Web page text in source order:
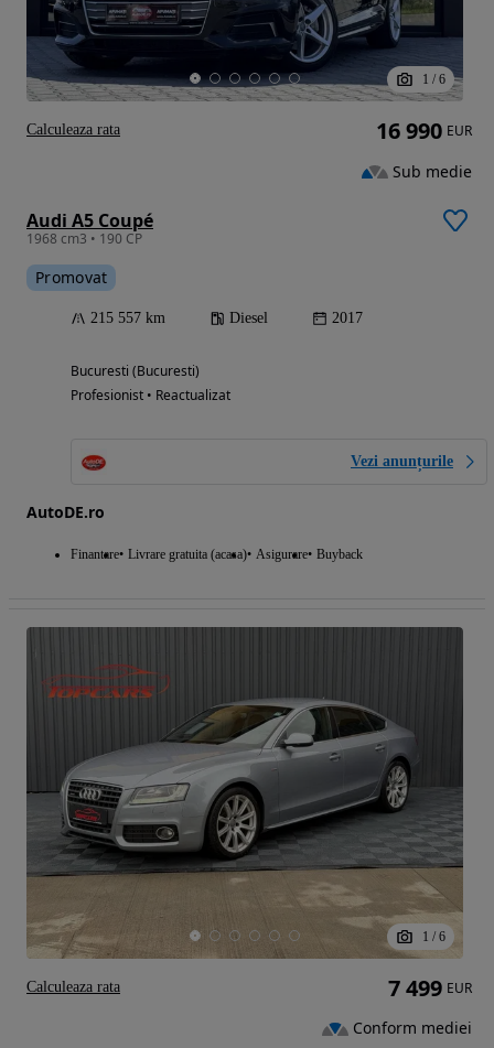
1 / 6
Audi A5 Coupé
1968 cm3 • 190 CP
Promovat
215 557 km Diesel 2017
Bucuresti (Bucuresti)
Profesionist • Reactualizat
Vezi anunțurile
AutoDE.ro
Finantare Livrare gratuita (acasa) Asigurare Buyback
16 990 EUR
Sub medie
Calculeaza rata
1 / 6
7 499 EUR
Conform mediei
Calculeaza rata